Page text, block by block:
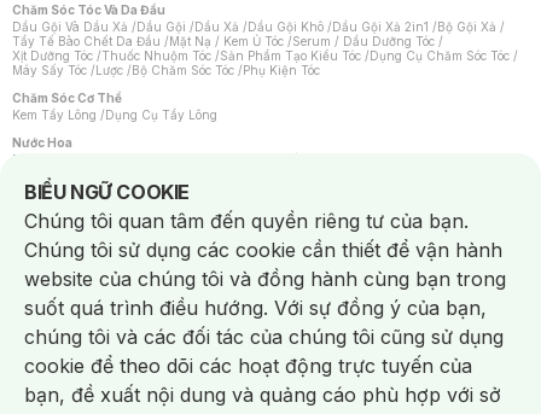
Chăm Sóc Tóc Và Da Đầu
Dầu Gội Và Dầu Xả /Dầu Gội /Dầu Xả /Dầu Gội Khô /Dầu Gội Xả 2in1 /Bộ Gội Xả /
Tẩy Tế Bào Chết Da Đầu /Mặt Nạ / Kem Ủ Tóc /Serum / Dầu Dưỡng Tóc /
Xịt Dưỡng Tóc /Thuốc Nhuộm Tóc /Sản Phẩm Tạo Kiểu Tóc /Dụng Cụ Chăm Sóc Tóc /
Máy Sấy Tóc /Lược /Bộ Chăm Sóc Tóc /Phụ Kiện Tóc
Chăm Sóc Cơ Thể
Kem Tẩy Lông /Dụng Cụ Tẩy Lông
Nước Hoa
Nước Hoa Nữ
Chăm Sóc Cá Nhân
Chống Muỗi /Khẩu Trang /Máy Massage/Mặt Nạ Xông Hơi /Nước Rửa Tay/
Sản Phẩm Chăm Sóc Khác /Bàn Chải Đánh Răng /Bàn Chải Điện/
Hỗ Trợ Trắng Răng/Kem Đánh Răng /Máy Tăm Nước/ Nước Súc Miệng/
Tăm / Chỉ Nha Khoa/ Xịt Thơm Miệng / Dung Dịch Vệ Sinh/Dưỡng Vùng Kín/
Khăn Ướt Vệ Sinh Vùng Kín/Băng Vệ Sinh/Tampon/Bọt Cạo Râu /Dao Cạo Râu/
Máy Cạo Râu
Vấn Đề Về Da
Da Dầu / Lỗ Chân Lông To/ Da Khô / Mất Nước/ Da Lão Hóa/ Da Mụn/
Da Nhạy Cảm / Kích Ứng
Da Xỉn Màu Thâm / Nám / Tàn Nhang
Quầng Thâm & Bọng Mắt /Sẹo /Viêm Da Cơ Địa
Dụng Cụ / Phụ Kiện Chăm Sóc Da
Bông Tẩy Trang
Khăn Lau Mặt Khô Dụng Cụ / Máy Rửa Mặt Máy Chăm Sóc Da
BIỂU NGỮ COOKIE
Notice about cookies usage
Chúng tôi quan tâm đến quyền riêng tư của bạn.
Chúng tôi sử dụng các cookie cần thiết để vận hành
website của chúng tôi và đồng hành cùng bạn trong
suốt quá trình điều hướng. Với sự đồng ý của bạn,
chúng tôi và các đối tác của chúng tôi cũng sử dụng
cookie để theo dõi các hoạt động trực tuyến của
bạn, đề xuất nội dung và quảng cáo phù hợp với sở